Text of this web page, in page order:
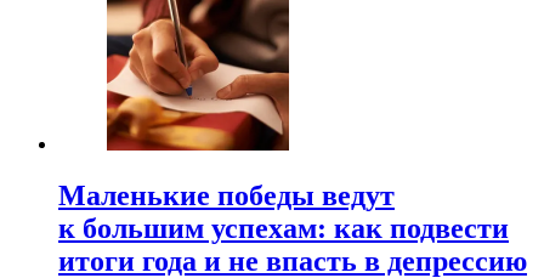
Маленькие победы ведут
к большим успехам: как подвести
итоги года и не впасть в депрессию